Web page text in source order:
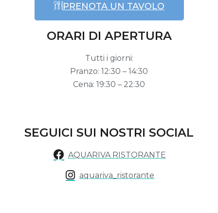
PRENOTA UN TAVOLO
ORARI DI APERTURA
Tutti i giorni:
Pranzo: 12:30 – 14:30
Cena: 19:30 – 22:30
SEGUICI SUI NOSTRI SOCIAL
AQUARIVA RISTORANTE
aquariva_ristorante